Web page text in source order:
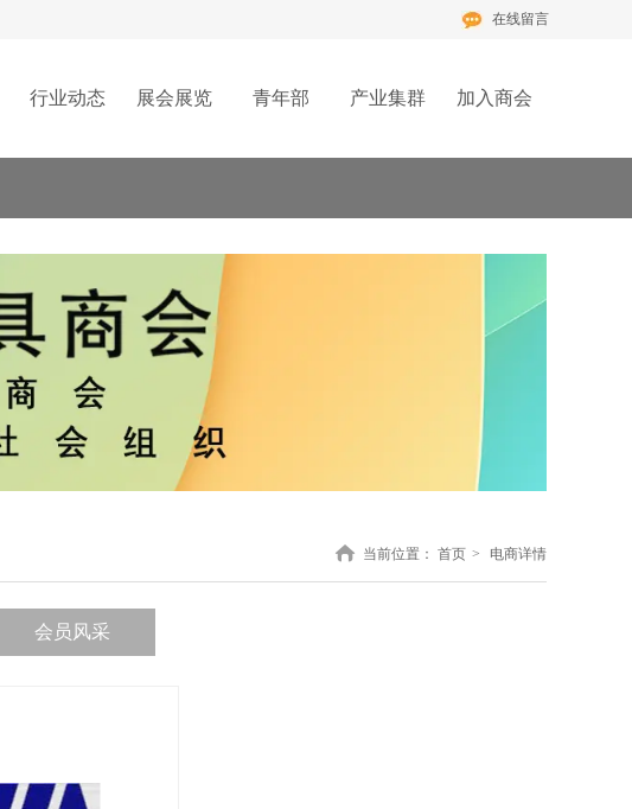
在线留言
行业动态 展会展览 青年部 产业集群 加入商会
当前位置： 首页 > 电商详情
会员风采